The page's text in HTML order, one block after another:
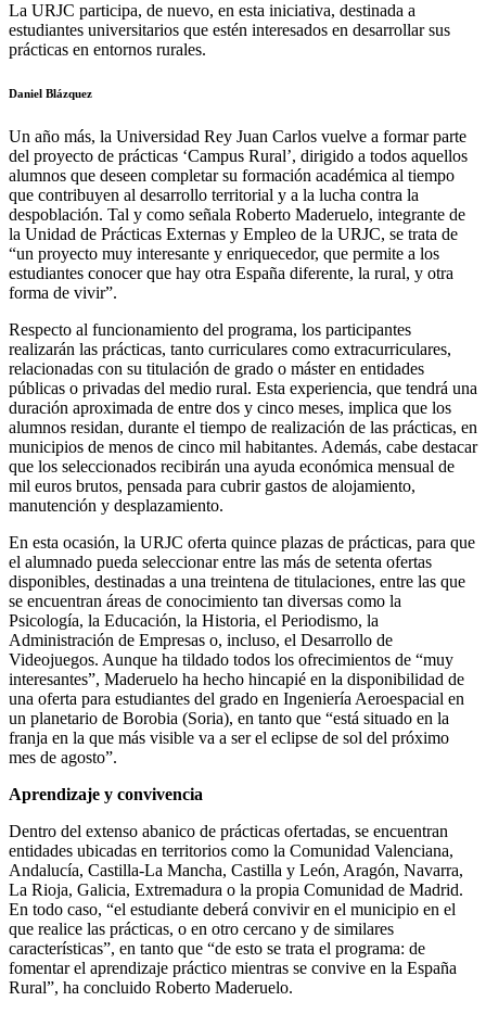
La URJC participa, de nuevo, en esta iniciativa, destinada a
estudiantes universitarios que estén interesados en desarrollar sus
prácticas en entornos rurales.
Daniel Blázquez
Un año más, la Universidad Rey Juan Carlos vuelve a formar parte
del proyecto de prácticas ‘Campus Rural’, dirigido a todos aquellos
alumnos que deseen completar su formación académica al tiempo
que contribuyen al desarrollo territorial y a la lucha contra la
despoblación. Tal y como señala Roberto Maderuelo, integrante de
la Unidad de Prácticas Externas y Empleo de la URJC, se trata de
“un proyecto muy interesante y enriquecedor, que permite a los
estudiantes conocer que hay otra España diferente, la rural, y otra
forma de vivir”.
Respecto al funcionamiento del programa, los participantes
realizarán las prácticas, tanto curriculares como extracurriculares,
relacionadas con su titulación de grado o máster en entidades
públicas o privadas del medio rural. Esta experiencia, que tendrá una
duración aproximada de entre dos y cinco meses, implica que los
alumnos residan, durante el tiempo de realización de las prácticas, en
municipios de menos de cinco mil habitantes. Además, cabe destacar
que los seleccionados recibirán una ayuda económica mensual de
mil euros brutos, pensada para cubrir gastos de alojamiento,
manutención y desplazamiento.
En esta ocasión, la URJC oferta quince plazas de prácticas, para que
el alumnado pueda seleccionar entre las más de setenta ofertas
disponibles, destinadas a una treintena de titulaciones, entre las que
se encuentran áreas de conocimiento tan diversas como la
Psicología, la Educación, la Historia, el Periodismo, la
Administración de Empresas o, incluso, el Desarrollo de
Videojuegos. Aunque ha tildado todos los ofrecimientos de “muy
interesantes”, Maderuelo ha hecho hincapié en la disponibilidad de
una oferta para estudiantes del grado en Ingeniería Aeroespacial en
un planetario de Borobia (Soria), en tanto que “está situado en la
franja en la que más visible va a ser el eclipse de sol del próximo
mes de agosto”.
Aprendizaje y convivencia
Dentro del extenso abanico de prácticas ofertadas, se encuentran
entidades ubicadas en territorios como la Comunidad Valenciana,
Andalucía, Castilla-La Mancha, Castilla y León, Aragón, Navarra,
La Rioja, Galicia, Extremadura o la propia Comunidad de Madrid.
En todo caso, “el estudiante deberá convivir en el municipio en el
que realice las prácticas, o en otro cercano y de similares
características”, en tanto que “de esto se trata el programa: de
fomentar el aprendizaje práctico mientras se convive en la España
Rural”, ha concluido Roberto Maderuelo.